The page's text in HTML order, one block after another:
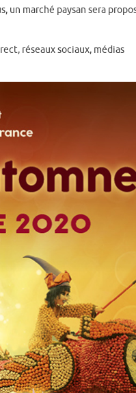
un marché paysan sera
réseaux sociaux, médias